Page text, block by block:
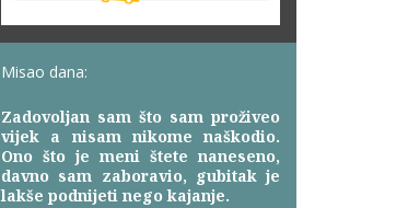
Misao dana:
Zadovoljan sam što sam proživeo
vijek a nisam nikome naškodio.
Ono što je meni štete naneseno,
davno sam zaboravio, gubitak je
lakše podnijeti nego kajanje.